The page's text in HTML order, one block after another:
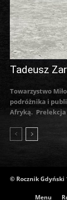
Tadeusz
Towarzystwo
podróżnika i
Afryką.
© Rocznik Gdyński
Menu